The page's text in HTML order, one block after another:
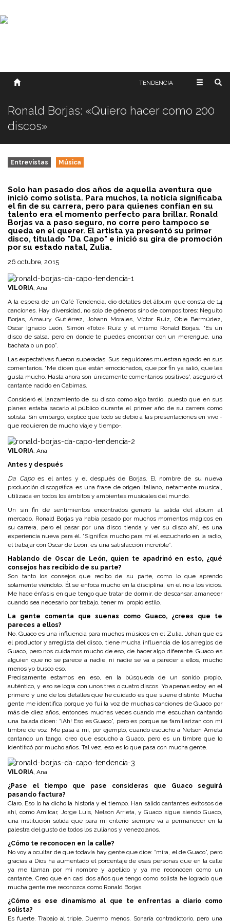
SOBRE NOSOTROS
TENDENCIA
Ronald Borjas: «Quiero hacer como 200
discos»
Entrevistas Música
Solo han pasado dos años de aquella aventura que
inició como solista. Para muchos, la noticia significaba
el fin de su carrera, pero para quienes confían en su
talento era el momento perfecto para brillar. Ronald
Borjas va a paso seguro, no corre pero tampoco se
queda en el querer. El artista ya presentó su primer
disco, titulado "Da Capo" e inició su gira de promoción
por su estado natal, Zulia.
26 octubre, 2015
VILORIA, Ana
A la espera de un Café Tendencia, dio detalles del álbum que consta de 14
canciones. Hay diversidad, no solo de géneros sino de compositores: Neguito
Borjas, Amaury Gutiérrez, Johann Morales, Víctor Ruiz, Obie Bermúdez,
Oscar Ignacio León, Simón «Toto» Ruíz y el mismo Ronald Borjas. “Es un
disco de salsa, pero en donde te puedes encontrar con un merengue, una
bachata o un pop”.
Las expectativas fueron superadas. Sus seguidores muestran agrado en sus
comentarios. “Me dicen que están emocionados, que por fin ya salió, que les
gusta mucho. Hasta ahora son únicamente comentarios positivos”, aseguró el
cantante nacido en Cabimas.
Consideró el lanzamiento de su disco como algo tardío, puesto que en sus
planes estaba sacarlo al público durante el primer año de su carrera como
solista. Sin embargo, explicó que todo se debió a las presentaciones en vivo -
que requieren de mucho viaje y tiempo-.
VILORIA , Ana
Antes y después
Da Capoes el antes y el después de Borjas. El nombre de su nueva
producción discográfica es una frase de origen italiano, netamente musical,
utilizada en todos los ámbitos y ambientes musicales del mundo.
Un sin fin de sentimientos encontrados generó la salida del álbum al
mercado. Ronald Borjas ya había pasado por muchos momentos mágicos en
su carrera, pero el pasar por una disco tienda y ver su disco ahí, es una
experiencia nueva para él. “Significa mucho para mí el escucharlo en la radio,
el trabajar con Oscar de León, es una satisfacción increíble”.
Hablando de Oscar de León, quien te apadrinó en esto, ¿qué
consejos has recibido de su parte?
Son tanto los consejos que recibo de su parte, como lo que aprendo
solamente viéndolo. Él se enfoca mucho en la disciplina, en el no a los vicios.
Me hace énfasis en que tengo que tratar de dormir, de descansar, amanecer
cuando sea necesario por trabajo, tener mi propio estilo.
La gente comenta que suenas como Guaco, ¿crees que te
pareces a ellos?
No. Guaco es una influencia para muchos músicos en el Zulia. Johan que es
el productor y arreglista del disco, tiene mucha influencia de los arreglos de
Guaco, pero nos cuidamos mucho de eso, de hacer algo diferente. Guaco es
alguien que no se parece a nadie, ni nadie se va a parecer a ellos, mucho
menos yo busco eso.
Precisamente estamos en eso, en la búsqueda de un sonido propio,
auténtico, y eso se logra con unos tres o cuatro discos. Yo apenas estoy en el
primero y uno de los detalles que he cuidado es que suene distinto. Mucha
gente me identifica porque yo fui la voz de muchas canciones de Guaco por
más de diez años, entonces muchas veces cuando me escuchan cantando
una balada dicen: “¡Ah! Eso es Guaco”, pero es porque se familiarizan con mi
timbre de voz. Me pasa a mí, por ejemplo, cuando escucho a Nelson Arrieta
cantando un tango, creo que escucho a Guaco, pero es un timbre que lo
identificó por mucho años. Tal vez, eso es lo que pasa con mucha gente.
VILORIA, Ana
¿Pase el tiempo que pase consideras que Guaco seguirá
pasando factura?
Claro. Eso lo ha dicho la historia y el tiempo. Han salido cantantes exitosos de
ahí, como Amilcar, Jorge Luis, Nelson Arrieta, y Guaco sigue siendo Guaco,
una institución sólida que para mi criterio siempre va a permanecer en la
palestra del gusto de todos los zulianos y venezolanos.
¿Cómo te reconocen en la calle?
No voy a ocultar de que todavía hay gente que dice: “mira, el de Guaco”, pero
gracias a Dios ha aumentado el porcentaje de esas personas que en la calle
ya me llaman por mi nombre y apellido y ya me reconocen como un
cantante. Creo que en casi dos años que tengo como solista he logrado que
mucha gente me reconozca como Ronald Borjas.
¿Cómo es ese dinamismo al que te enfrentas a diario como
solista?
Es fuerte. Trabajo al triple. Duermo menos. Sonaría contradictorio, pero una